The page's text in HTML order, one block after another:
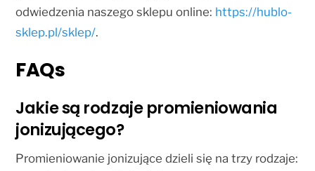
odwiedzenia naszego sklepu online: https://hublo-
sklep.pl/sklep/.
FAQs
Jakie są rodzaje promieniowania
jonizującego?
Promieniowanie jonizujące dzieli się na trzy rodzaje: